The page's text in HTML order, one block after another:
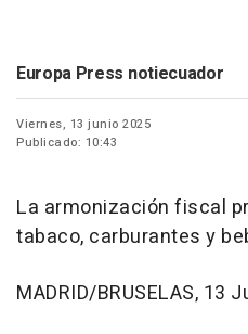
Europa Press notiecuador
Viernes, 13 junio 2025
Publicado: 10:43
La armonización fiscal
tabaco, carburantes y
MADRID/BRUSELAS, 13